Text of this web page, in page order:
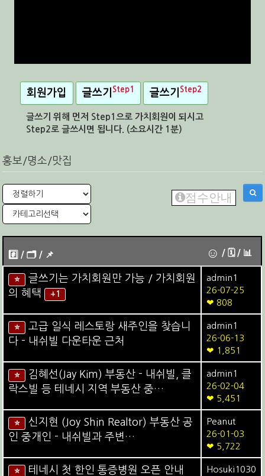
회원가입 글쓰기 Step1 글쓰기 Step2
글쓰기 위해 먼저 Step1으로 가치회원이 되시고
Step2로 글쓰시면 됩니다. (소요시간 1분)
홍보/명소/맛집
점수안내
#️⃣ / 🗂️️️ / 📌️ ☺ / 🗓︎ / 📊
⭐
글쓰기는 가치회원만 가능 / 가치회원
의 혜택
+1
admin1
26-07-25
❤ 808
⭐
고급 일식 레스토랑 새주인을 찾습니
다 - 내쉬빌 다운타운 근처
admin1
26-06-13
❤ 1,851
⭐
김혜선(Jay Kim) 부동산 - 내쉬빌, 클
락스빌 등 테네시 지역 부동산 중…
admin1
26-02-04
❤ 5,451
⭐
신지현 (Joy Shin Realtor) 부동산 공
인 중개인 - 내쉬빌과 주변…
Peanut
26-01-03
❤ 5,722
⭐
테네시 첫 한인 통증병원 오픈 안내
Hosuki1030